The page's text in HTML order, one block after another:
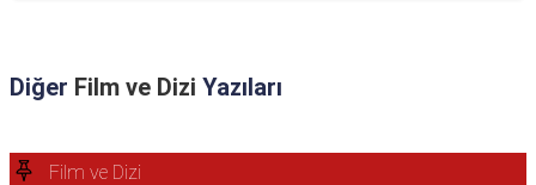
Diğer Film ve Dizi Yazıları
Film ve Dizi